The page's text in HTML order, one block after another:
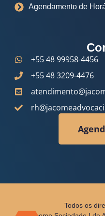
Agendamento de
+55 48 99958-4456
+55 48 3209-4476
Todos os